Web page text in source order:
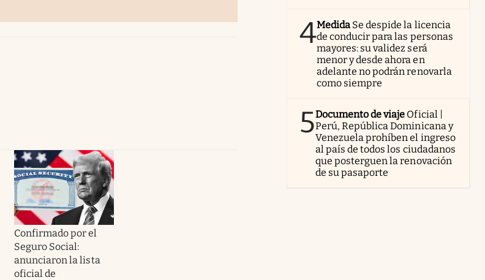
Confirmado por el
Seguro Social:
anunciaron la lista
oficial de
4Medida Se despide la licencia
de conducir para las personas
mayores: su validez será
menor y desde ahora en
adelante no podrán renovarla
como siempre
5Documento de viaje Oficial |
Perú, República Dominicana y
Venezuela prohíben el ingreso
al país de todos los ciudadanos
que posterguen la renovación
de su pasaporte